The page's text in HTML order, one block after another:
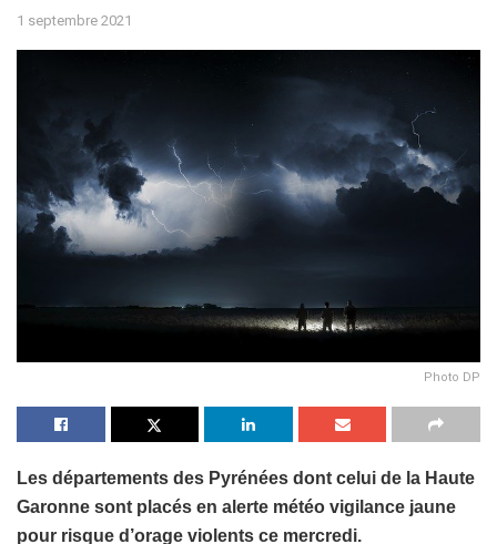
1 septembre 2021
Photo DP
Les départements des Pyrénées dont celui de la Haute
Garonne sont placés en alerte météo vigilance jaune
pour risque d’orage violents ce mercredi.